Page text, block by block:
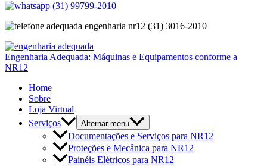
(31) 99799-2010
(31) 3016-2010
Engenharia Adequada: Máquinas e Equipamentos conforme a
NR12
Home
Sobre
Loja Virtual
Serviços
Alternar menu
Documentações e Serviços para NR12
Proteções e Mecânica para NR12
Painéis Elétricos para NR12